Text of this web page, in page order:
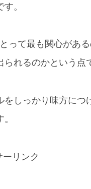
。
って最も関心があ
れるのかという点
しっかり味方につ
ーリンク